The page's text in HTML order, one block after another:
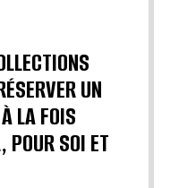
UN
LA FOIS
POUR SOI ET